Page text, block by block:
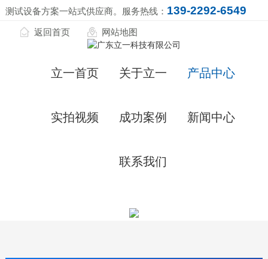
测试设备方案一站式供应商。服务热线： 139-2292-6549
返回首页 网站地图
立一首页 关于立一 产品中心
实拍视频 成功案例 新闻中心
联系我们